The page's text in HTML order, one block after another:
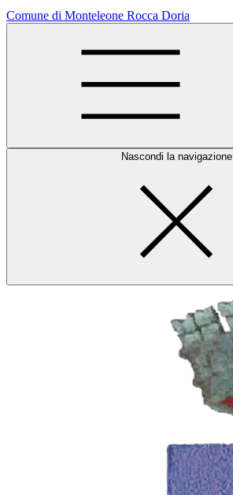
Comune di Monteleone Rocca Doria
Nascondi la navigazione